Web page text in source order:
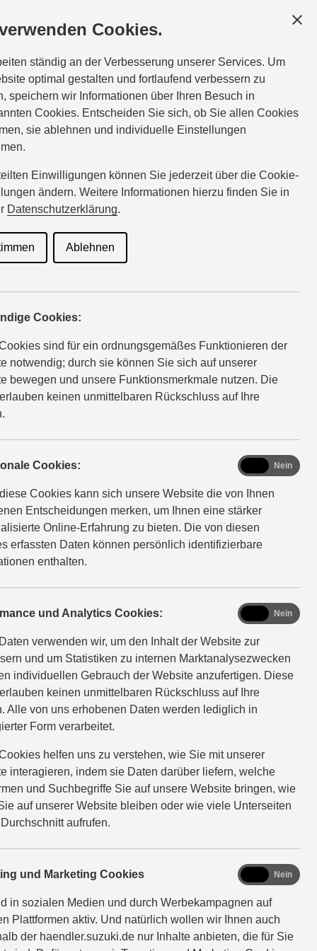
Cookies.
ständig an der Verbesserung unserer Services. Um
optimal gestalten und fortlaufend verbessern zu
speichern wir Informationen über Ihren Besuch in
Cookies. Entscheiden Sie sich, ob Sie allen Cookies
sie ablehnen und individuelle Einstellungen
Einwilligungen können Sie jederzeit über die Cookie-
ändern. Weitere Informationen hierzu finden Sie in
Datenschutzerklärung.
Ablehnen
Cookies:
sind für ein ordnungsgemäßes Funktionieren der
notwendig; durch sie können Sie sich auf unserer
bewegen und unsere Funktionsmerkmale nutzen. Die
keinen unmittelbaren Rückschluss auf Ihre
Cookies:
Cookies kann sich unsere Website die von Ihnen
Entscheidungen merken, um Ihnen eine stärker
Online-Erfahrung zu bieten. Die von diesen
erfassten Daten können persönlich identifizierbare
enthalten.
functional
Nein
und Analytics Cookies:
verwenden wir, um den Inhalt der Website zur
und um Statistiken zu internen Marktanalysezwecken
individuellen Gebrauch der Website anzufertigen. Diese
keinen unmittelbaren Rückschluss auf Ihre
Alle von uns erhobenen Daten werden lediglich in
Form verarbeitet.
helfen uns zu verstehen, wie Sie mit unserer
interagieren, indem sie Daten darüber liefern, welche
und Suchbegriffe Sie auf unsere Website bringen, wie
auf unserer Website bleiben oder wie viele Unterseiten
aufrufen.
analyticsNein
und Marketing Cookies
in sozialen Medien und durch Werbekampagnen auf
Plattformen aktiv. Und natürlich wollen wir Ihnen auch
der haendler.suzuki.de nur Inhalte anbieten, die für Sie
marketing
Nein
amor@suzuki-handel.de
Suzuki
Marke für Motoröle und spezielle
So schützen Sie Ihr Fahrzeug vor zu schnellem
Damit er so langlebig und zuverlässig bleibt, wie Sie es
gewohnt sind.
– extra für
Suzuki Engineering Standard für Ihr Fahrzeug entwickelt